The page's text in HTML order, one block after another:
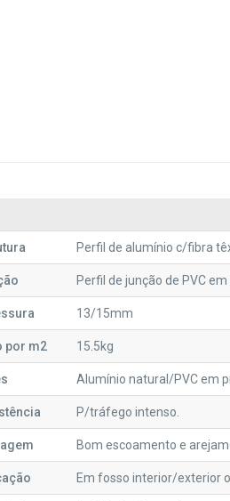
Perfil de alumínio c/fibra
Perfil de junção de PVC em
13/15mm
por m2 15.5kg
Alumínio natural/PVC em
P/tráfego intenso.
Bom escoamento e
Em fosso interior/exterior